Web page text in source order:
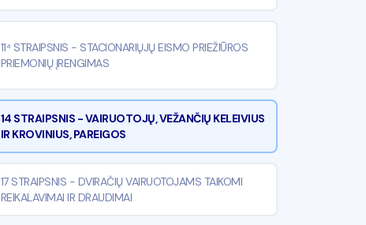
11⁴ STRAIPSNIS - STACIONARIŲJŲ EISMO PRIEŽIŪROS
PRIEMONIŲ ĮRENGIMAS
14 STRAIPSNIS -VAIRUOTOJŲ, VEŽANČIŲ KELEIVIUS
IR KROVINIUS, PAREIGOS
17 STRAIPSNIS - DVIRAČIŲ VAIRUOTOJAMS TAIKOMI
REIKALAVIMAI IR DRAUDIMAI